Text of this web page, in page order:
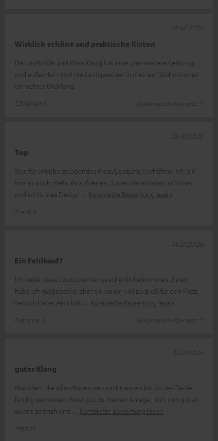
Wirklich schöne und praktische Kisten
Der kraftvolle und klare Klang hat eine unerwartete Leistung,
und außerdem sind die Lautsprecher in meinem Wohnzimmer
ein echter Blickfang.
Christian F.
(automatisch übersetzt *)
28.07.2026
Top
Was für ein überzeugendes Preis/Leistung Verhältnis. Ich bin
immer noch mehr als zufrieden. Super Verarbeitet, schönes
und schlichtes Design
Komplette Bewertung lesen
Frank S.
28.07.2026
Ein Fehlkauf?
Ich habe diese Lautsprecher geschenkt bekommen. Einen
habe ich ausgepackt, aber sie waren viel zu groß für den Platz,
den ich habe. Also hab
Komplette Bewertung lesen
François J.
(automatisch übersetzt *)
14.07.2026
guter Klang
Nachdem die alten Boxen verraucht waren bin ich bei Teufel
fündig geworden. Passt gut zu meiner Anlage, hört sich gut an,
wurde zeitnah und
Komplette Bewertung lesen
Herr H.
11.07.2026